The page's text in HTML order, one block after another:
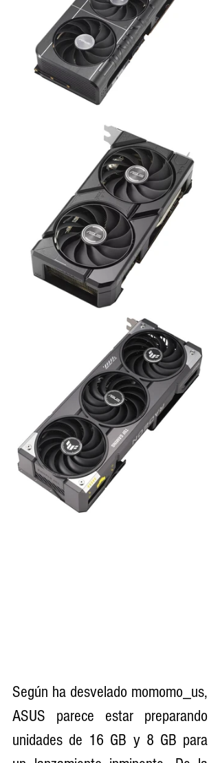
Según ha desvelado momomo_us,
ASUS parece estar preparando
unidades de 16 GB y 8 GB para